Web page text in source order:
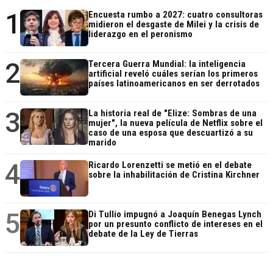
1
Encuesta rumbo a 2027: cuatro consultoras
midieron el desgaste de Milei y la crisis de
liderazgo en el peronismo
2
Tercera Guerra Mundial: la inteligencia
artificial reveló cuáles serían los primeros
países latinoamericanos en ser derrotados
3
La historia real de "Elize: Sombras de una
mujer", la nueva película de Netflix sobre el
caso de una esposa que descuartizó a su
marido
4
Ricardo Lorenzetti se metió en el debate
sobre la inhabilitación de Cristina Kirchner
5
Di Tullio impugnó a Joaquín Benegas Lynch
por un presunto conflicto de intereses en el
debate de la Ley de Tierras